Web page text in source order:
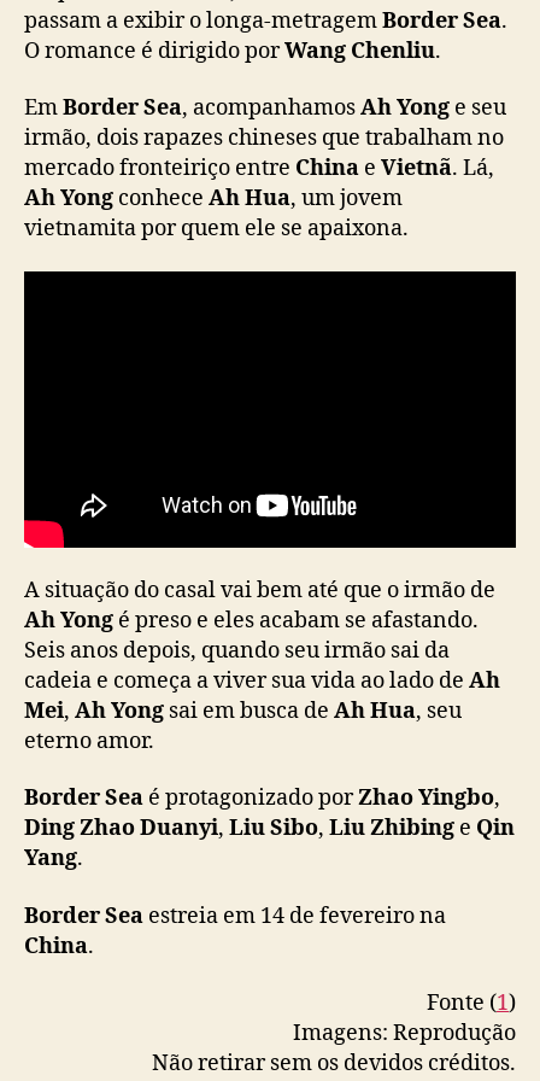
e
a
f
i
l
m
e
a
g
Y
i
n
g
e
D
i
Z
D
a
passam a exibir o longa-metragemBorder Sea.
O romance é dirigido porWang Chenliu.
EmBorder Sea, acompanhamosAh Yong e seu
irmão, dois rapazes chineses que trabalham no
mercado fronteiriço entre China e Vietnã. Lá,
Ah Yong conhece Ah Hua, um jovem
vietnamita por quem ele se apaixona.
A situação do casal vai bem até que o irmão de
Ah Yong é preso e eles acabam se afastando.
Seis anos depois, quando seu irmão sai da
cadeia e começa a viver sua vida ao lado de Ah
Mei, Ah Yong sai em busca de Ah Hua, seu
eterno amor.
Border Sea é protagonizado porZhao Yingbo,
Ding Zhao Duanyi, Liu Sibo, Liu Zhibing e Qin
Yang.
Border Sea estreia em 14 de fevereiro na
China.
Fonte (1)
Imagens: Reprodução
Não retirar sem os devidos créditos.